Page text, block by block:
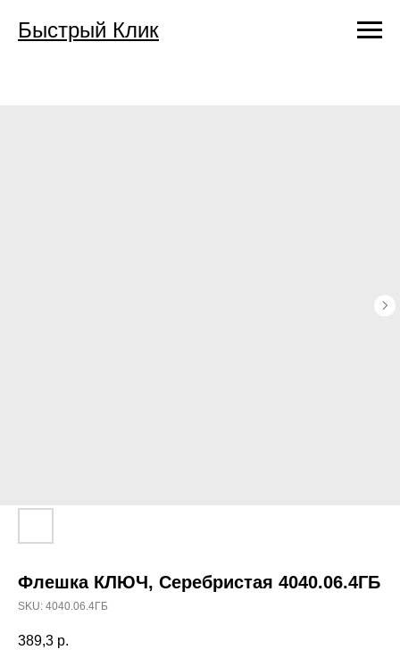
Быстрый Клик
Флешка КЛЮЧ, Серебристая 4040.06.4ГБ
SKU: 4040.06.4ГБ
389,3 р.